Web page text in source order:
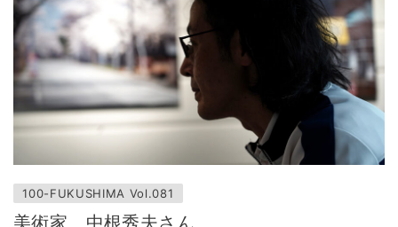
100-FUKUSHIMA Vol.081